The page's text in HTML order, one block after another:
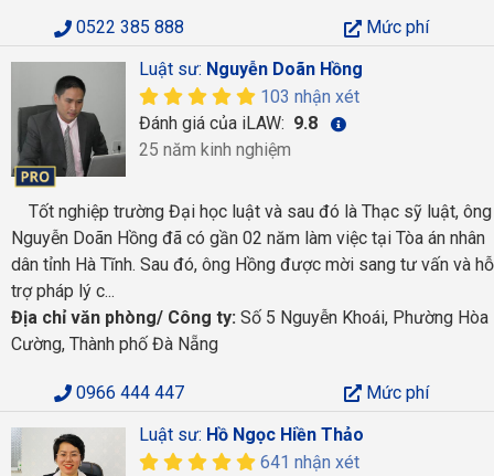
0522 385 888
Mức phí
Luật sư: Nguyễn Doãn Hồng
103 nhận xét
Đánh giá của iLAW: 9.8
25 năm kinh nghiệm
Tốt nghiệp trường Đại học luật và sau đó là Thạc sỹ luật, ông
Nguyễn Doãn Hồng đã có gần 02 năm làm việc tại Tòa án nhân
dân tỉnh Hà Tĩnh. Sau đó, ông Hồng được mời sang tư vấn và hỗ
trợ pháp lý c...
Địa chỉ văn phòng/ Công ty: Số 5 Nguyễn Khoái, Phường Hòa
Cường, Thành phố Đà Nẵng
0966 444 447
Mức phí
Luật sư: Hồ Ngọc Hiền Thảo
641 nhận xét